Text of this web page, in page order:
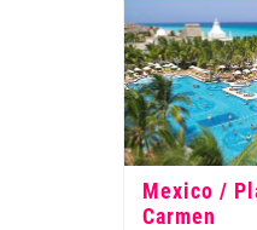
Mexico /
Carmen